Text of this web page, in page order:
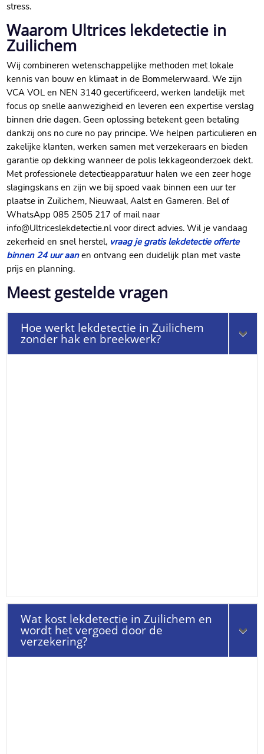
stress.
Waarom Ultrices lekdetectie in
Zuilichem
Wij combineren wetenschappelijke methoden met lokale
kennis van bouw en klimaat in de Bommelerwaard. We zijn
VCA VOL en NEN 3140 gecertificeerd, werken landelijk met
focus op snelle aanwezigheid en leveren een expertise verslag
binnen drie dagen. Geen oplossing betekent geen betaling
dankzij ons no cure no pay principe. We helpen particulieren en
zakelijke klanten, werken samen met verzekeraars en bieden
garantie op dekking wanneer de polis lekkageonderzoek dekt.
Met professionele detectieapparatuur halen we een zeer hoge
slagingskans en zijn we bij spoed vaak binnen een uur ter
plaatse in Zuilichem, Nieuwaal, Aalst en Gameren. Bel of
WhatsApp 085 2505 217 of mail naar
info@Ultriceslekdetectie.nl voor direct advies. Wil je vandaag
zekerheid en snel herstel, vraag je gratis lekdetectie offerte
binnen 24 uur aanen ontvang een duidelijk plan met vaste
prijs en planning.
Meest gestelde vragen
Hoe werkt lekdetectie in Zuilichem
zonder hak en breekwerk?
Wat kost lekdetectie in Zuilichem en
wordt het vergoed door de
verzekering?